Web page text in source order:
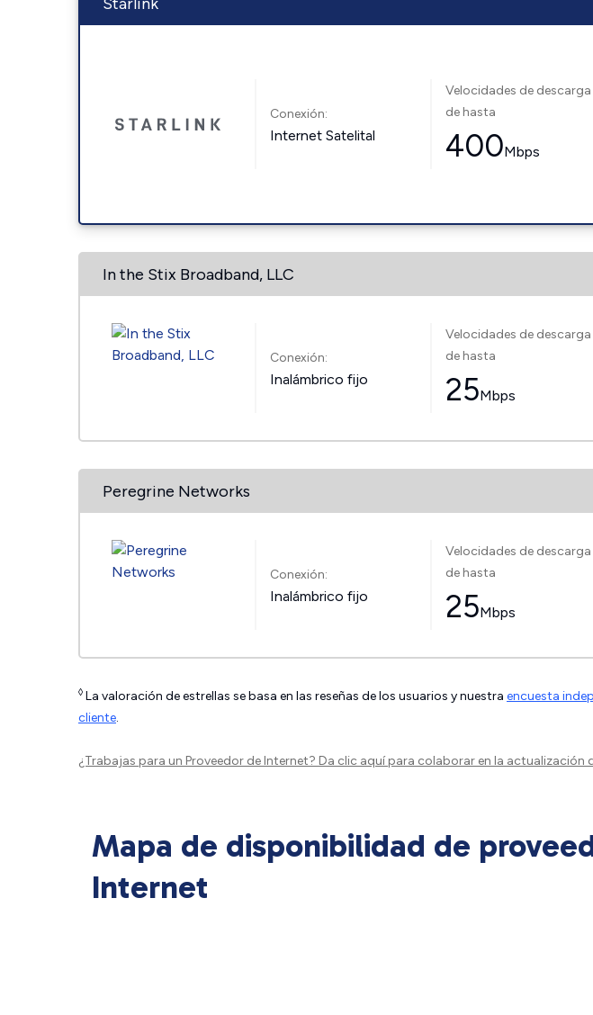
Conexión:
Internet Satelital
Velocidades de descarga
de hasta
400Mbps
In the Stix Broadband, LLC
Conexión:
Inalámbrico fijo
Velocidades de descarga
de hasta
25Mbps
Peregrine Networks
Conexión:
Inalámbrico fijo
Velocidades de descarga
de hasta
25Mbps
◊ La valoración de estrellas se basa en las reseñas de los usuarios y nuestra encuesta
cliente.
¿Trabajas para un Proveedor de Internet? Da clic aquípara colaborar en la actualización
Mapa de disponibilidad de
Internet